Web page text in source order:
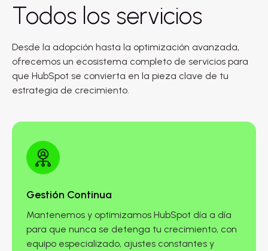
Todos los servicios
Desde la adopción hasta la optimización avanzada,
ofrecemos un ecosistema completo de servicios para
que HubSpot se convierta en la pieza clave de tu
estrategia de crecimiento.
Gestión Continua
Mantenemos y optimizamos HubSpot día a día
para que nunca se detenga tu crecimiento, con
equipo especializado, ajustes constantes y